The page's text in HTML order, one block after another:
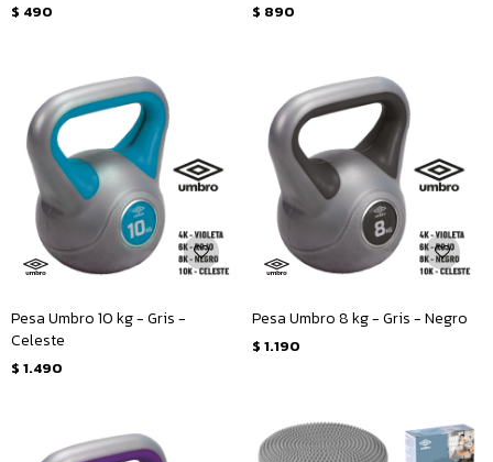
$ 490 $ 890
Pesa Umbro 10 kg - Gris -
Celeste
$ 1.490
Pesa Umbro 8 kg - Gris - Negro
$ 1.190